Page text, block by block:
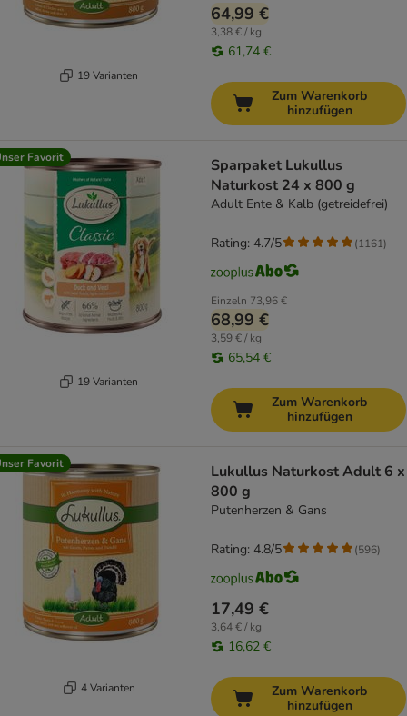
19 Varianten
64,99 €
3,38 € / kg
61,74 €
Zum Warenkorb
hinzufügen
Favorit
19 Varianten
Sparpaket Lukullus
Naturkost 24 x 800 g
Adult Ente & Kalb (getreidefrei)
Einzeln 73,96 €
68,99 €
3,59 € / kg
65,54 €
Rating: 4.7/5 (1161)
Zum Warenkorb
hinzufügen
Favorit
4 Varianten
Lukullus Naturkost Adult 6 x
800 g
Putenherzen & Gans
17,49 €
3,64 € / kg
16,62 €
Rating: 4.8/5 (596)
Zum Warenkorb
hinzufügen